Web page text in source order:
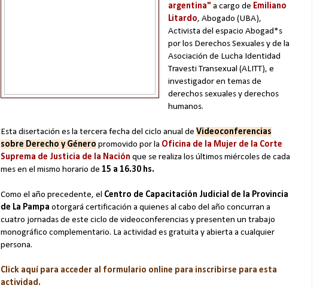
argentina" a cargo de Emiliano
Litardo, Abogado (UBA),
Activista del espacio Abogad*s
por los Derechos Sexuales y de la
Asociación de Lucha Identidad
Travesti Transexual (ALITT), e
investigador en temas de
derechos sexuales y derechos
humanos.
Esta disertación es la tercera fecha del ciclo anual de Videoconferencias
sobre Derecho y Género promovido por la Oficina de la Mujer de la Corte
Suprema de Justicia de la Nación que se realiza los últimos miércoles de cada
mes en el mismo horario de 15 a 16.30 hs.
Como el año precedente, el Centro de Capacitación Judicial de la Provincia
de La Pampa otorgará certificación a quienes al cabo del año concurran a
cuatro jornadas de este ciclo de videoconferencias y presenten un trabajo
monográfico complementario. La actividad es gratuita y abierta a cualquier
persona.
Click aquí para acceder al formulario online para inscribirse para esta
actividad.